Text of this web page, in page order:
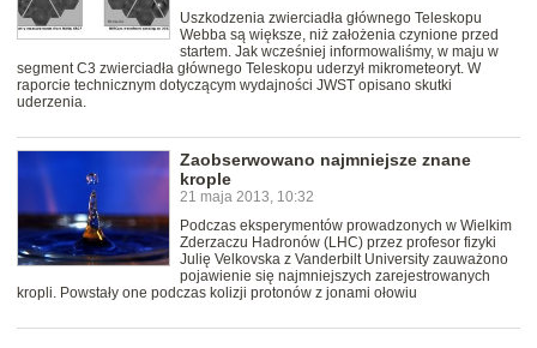
Uszkodzenia zwierciadła głównego Teleskopu
Webba są większe, niż założenia czynione przed
startem. Jak wcześniej informowaliśmy, w maju w
segment C3 zwierciadła głównego Teleskopu uderzył mikrometeoryt. W
raporcie technicznym dotyczącym wydajności JWST opisano skutki
uderzenia.
Zaobserwowano najmniejsze znane
krople
21 maja 2013, 10:32
Podczas eksperymentów prowadzonych w Wielkim
Zderzaczu Hadronów (LHC) przez profesor fizyki
Julię Velkovska z Vanderbilt University zauważono
pojawienie się najmniejszych zarejestrowanych
kropli. Powstały one podczas kolizji protonów z jonami ołowiu